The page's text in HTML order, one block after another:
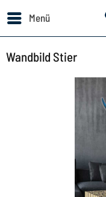
Menü
Wandbild Stier